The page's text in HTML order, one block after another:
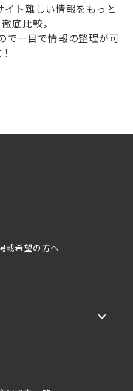
ト難しい情報をもっと
底比較。
で一目で情報の整理が可
載希望の方へ